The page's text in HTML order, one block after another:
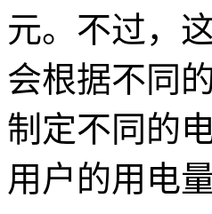
元。不过，
会根据不同
制定不同的
用户的用电